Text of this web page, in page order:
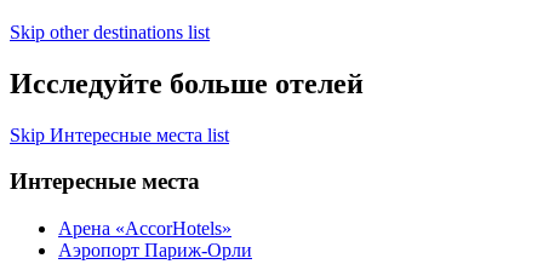
Skip other destinations list
Исследуйте больше отелей
Skip Интересные места list
Интересные места
Арена «AccorHotels»
Аэропорт Париж-Орли